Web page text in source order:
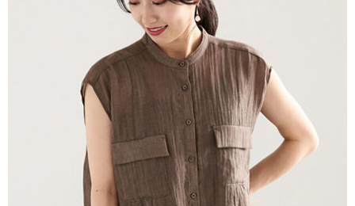
1.分期款項不併入電信帳單，「大哥付你分期」於每月結算日後寄送繳費提
2.透過簡訊連結打開帳單後，可選擇「超商條碼／台灣大直營門市／銀行轉
帳／街口支付／iPASS MONEY」等通路繳費。
1.本服務係由「台灣大哥大股份有限公司」（以下簡稱本公司）所提供，讓
用戶於交易時，得透過本服務購買商品或服務，並由商店將買賣／分期付款
買賣價金債權讓與本公司後，依約使用本公司帳單繳交帳款。
2.基於同意付款使用「大哥付你分期」之契約關係目的，商店將以您的個人
資料（包含姓名、電話或地址）提供予台灣大哥大進項蒐集、處理及利用，
由本公司與您本人進行分期帳單所需資料之確認、核對及更正。
3.完整用戶服務條款，請詳閱以下連結：https://oppay.tw/userRule
３．安心：先確認商品／服務後，再付款。
【「AFTEE先享後付」結帳流程】
１．於結帳方式選擇「AFTEE先享後付」後，將跳轉至「AFTEE先享後付」
結帳頁面，進行簡訊認證並確認金額後，即可完成結帳。
２．訂單成立數日內，您將收到繳費通知簡訊。
３．收到繳費通知簡訊後14天內，點擊此簡訊中的連結，可透過四大超商／
ATM／網路銀行／等多元方式進行付款，方視為交易完成。
※ 請注意：結帳手續完成當下不需立刻繳費，但若您需要取消訂單，請聯絡
購買商品的店家。未經商家同意取消之訂單仍視為有效，需透過AFTEE先享
後付繳納相關費用。
※ 交易是否成功請以「AFTEE先享後付 」之結帳頁面顯示為準，若有關於
是否繳費成功／繳費後需取消欲退款等相關疑問，請聯繫「AFTEE先享後付
客戶支援中心」 https://netprotections.freshdesk.com/support/home
每筆NT$60，滿NT$388(含以上)免運費
每筆NT$60，滿NT$388(含以上)免運費
萊爾富取貨付款
每筆NT$60，滿NT$888(含以上)免運費
每筆NT$60，滿NT$888(含以上)免運費